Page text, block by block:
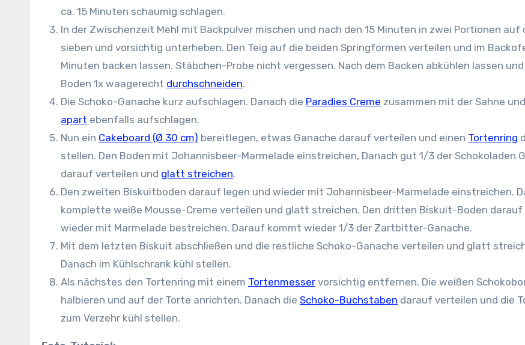
ca. 15 Minuten schaumig schlagen.
In der Zwischenzeit Mehl mit Backpulver mischen und nach den 15 Minuten in zwei Portionen auf
sieben und vorsichtig unterheben. Den Teig auf die beiden Springformen verteilen und im
Minuten backen lassen. Stäbchen-Probe nicht vergessen. Nach dem Backen abkühlen lassen
Boden 1x waagerecht durchschneiden.
Die Schoko-Ganache kurz aufschlagen. Danach die Paradies Creme zusammen mit der Sahne
apart ebenfalls aufschlagen.
Nun ein Cakeboard (Ø 30 cm) bereitlegen, etwas Ganache darauf verteilen und einen Tortenring
stellen. Den Boden mit Johannisbeer-Marmelade einstreichen, Danach gut 1/3 der Schokoladen
darauf verteilen und glatt streichen.
Den zweiten Biskuitboden darauf legen und wieder mit Johannisbeer-Marmelade einstreichen.
komplette weiße Mousse-Creme verteilen und glatt streichen. Den dritten Biskuit-Boden darauf
wieder mit Marmelade bestreichen. Darauf kommt wieder 1/3 der Zartbitter-Ganache.
Mit dem letzten Biskuit abschließen und die restliche Schoko-Ganache verteilen und glatt
Danach im Kühlschrank kühl stellen.
Als nächstes den Tortenring mit einem Tortenmesser vorsichtig entfernen. Die weißen
halbieren und auf der Torte anrichten. Danach die Schoko-Buchstaben darauf verteilen und die
zum Verzehr kühl stellen.